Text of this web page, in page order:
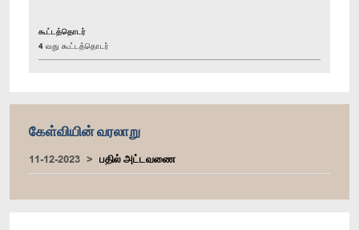
கூட்டத்தொடர்
4 வது கூட்டத்தொடர்
கேள்வியின் வரலாறு
11-12-2023 பதில் அட்டவணை